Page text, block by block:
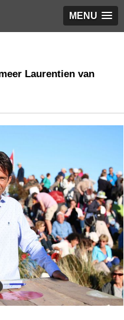
MENU
Laurentien van